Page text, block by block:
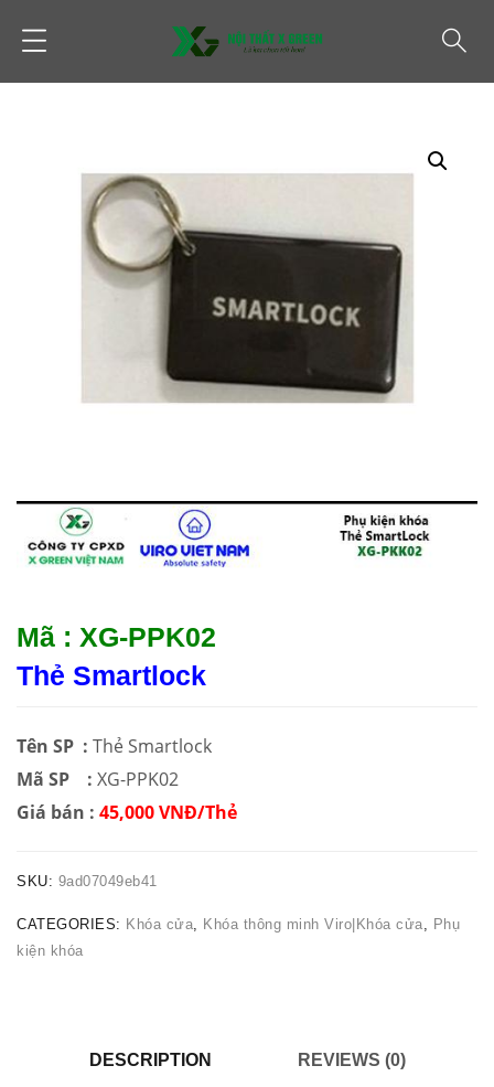
Mã : XG-PPK02
Thẻ Smartlock
Tên SP : Thẻ Smartlock
Mã SP : XG-PPK02
Giá bán : 45,000 VNĐ/Thẻ
SKU: 9ad07049eb41
CATEGORIES: Khóa cửa, Khóa thông minh Viro|Khóa cửa, Phụ
kiện khóa
DESCRIPTION REVIEWS (0)